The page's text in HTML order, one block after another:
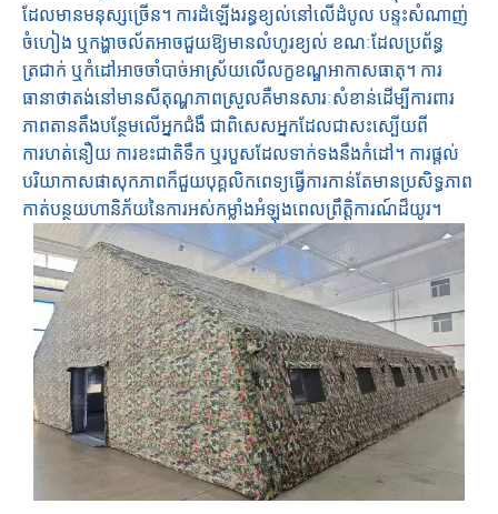
ដែលមានមនុស្សច្រើន។ ការដំឡើងរន្ធខ្យល់នៅលើដំបូល បន្ទះសំណាញ់
ចំហៀង ឬកង្ហាចល័តអាចជួយឱ្យមានលំហូរខ្យល់ ខណៈដែលប្រព័ន្ធ
ត្រជាក់ ឬកំដៅអាចចាំបាច់អាស្រ័យលើលក្ខខណ្ឌអាកាសធាតុ។ ការ
ធានាថាតង់នៅមានសីតុណ្ហភាពស្រួលគឺមានសារៈសំខាន់ដើម្បីការពារ
ភាពតានតឹងបន្ថែមលើអ្នកជំងឺ ជាពិសេសអ្នកដែលជាសះស្បើយពី
ការហត់នឿយ ការខះជាតិទឹក ឬរបួសដែលទាក់ទងនឹងកំដៅ។ ការផ្តល់
បរិយាកាសផាសុកភាពក៏ជួយបុគ្គលិកពេទ្យធ្វើការកាន់តែមានប្រសិទ្ធភាព
កាត់បន្ថយហានិភ័យនៃការអស់កម្លាំងអំឡុងពេលព្រឹត្តិការណ៍ដ៏យូរ។